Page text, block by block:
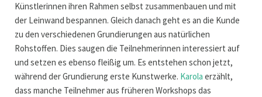
Künstlerinnen ihren Rahmen selbst zusammenbauen und mit
der Leinwand bespannen. Gleich danach geht es an die Kunde
zu den verschiedenen Grundierungen aus natürlichen
Rohstoffen. Dies saugen die Teilnehmerinnen interessiert auf
und setzen es ebenso fleißig um. Es entstehen schon jetzt,
während der Grundierung erste Kunstwerke. Karola erzählt,
dass manche Teilnehmer aus früheren Workshops das